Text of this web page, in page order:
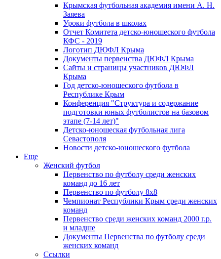
Крымская футбольная академия имени А. Н.
Заяева
Уроки футбола в школах
Отчет Комитета детско-юношеского футбола
КФС - 2019
Логотип ДЮФЛ Крыма
Документы первенства ДЮФЛ Крыма
Сайты и страницы участников ДЮФЛ
Крыма
Год детско-юношеского футбола в
Республике Крым
Конференция "Структура и содержание
подготовки юных футболистов на базовом
этапе (7-14 лет)"
Детско-юношеская футбольная лига
Севастополя
Новости детско-юношеского футбола
Еще
Женский футбол
Первенство по футболу среди женских
команд до 16 лет
Первенство по футболу 8х8
Чемпионат Республики Крым среди женских
команд
Первенство среди женских команд 2000 г.р.
и младше
Документы Первенства по футболу среди
женских команд
Ссылки